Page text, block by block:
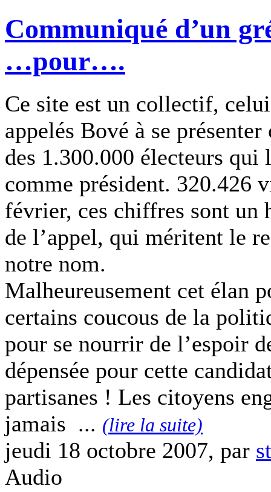
Communiqué d’un
…pour….
Ce site est un collectif,
appelés Bové à se
des 1.300.000 électeurs
comme président. 320.426
février, ces chiffres sont un
de l’appel, qui méritent le
notre nom.
Malheureusement cet élan
certains coucous de la
pour se nourrir de l’espoir
dépensée pour cette
partisanes ! Les citoyens
jamais ... (lire la suite)
jeudi 18 octobre 2007, par
Audio